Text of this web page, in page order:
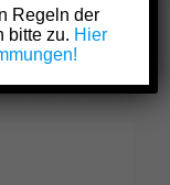
Regeln der
bitte zu. Hier